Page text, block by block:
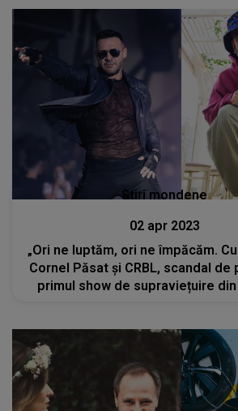
Stiri mondene
02 apr 2023
„Ori ne luptăm, ori ne împăcăm.
Cornel Păsat și CRBL, scandal de
primul show de supraviețuire din